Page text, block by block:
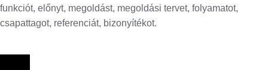
funkciót, előnyt, megoldást, megoldási tervet, folyamatot,
csapattagot, referenciát, bizonyítékot.